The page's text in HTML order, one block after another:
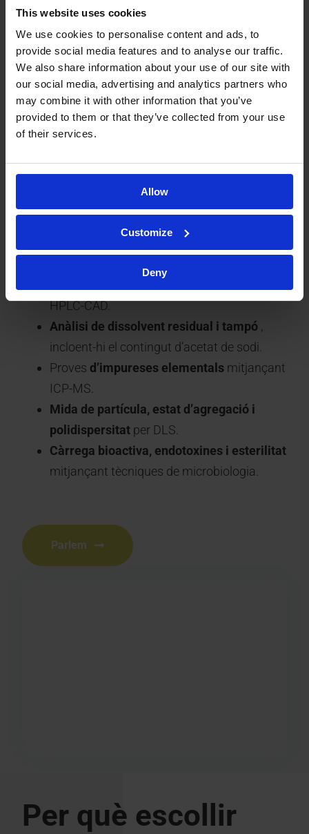
This website uses cookies
We use cookies to personalise content and ads, to
provide social media features and to analyse our traffic.
We also share information about your use of our site with
our social media, advertising and analytics partners who
may combine it with other information that you’ve
provided to them or that they’ve collected from your use
of their services.
Allow
Customize
Deny
Formulació i
proves
complementàries
Per oferir una visió analítica completa, també
realitzem estudis complementaris internament i
a través de col·laboracions establertes:
HPLC-CAD.
Anàlisi de dissolvent residual i tampó ,
incloent-hi el contingut d’acetat de sodi.
Proves d’impureses elementals mitjançant
ICP-MS.
Mida de partícula, estat d’agregació i
polidispersitat per DLS.
Càrrega bioactiva, endotoxines i esterilitat
mitjançant tècniques de microbiologia.
Parlem
Per què escollir